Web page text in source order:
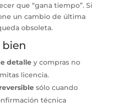
que “gana tiempo”. Si
un cambio de última
obsoleta.
detalley compras no
licencia.
sólo cuando
técnica